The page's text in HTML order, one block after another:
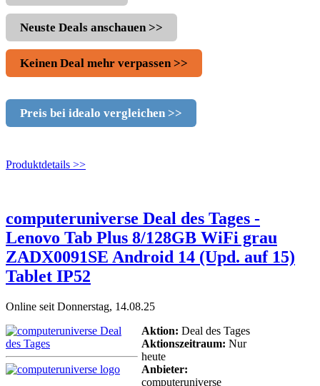
Neuste Deals anschauen >>
Keinen Deal mehr verpassen >>
Preis bei idealo vergleichen >>
Produktdetails >>
computeruniverse Deal des Tages -
Lenovo Tab Plus 8/128GB WiFi grau
ZADX0091SE Android 14 (Upd. auf 15)
Tablet IP52
Online seit Donnerstag, 14.08.25
Aktion: Deal des Tages
Aktionszeitraum: Nur
heute
Anbieter:
computeruniverse